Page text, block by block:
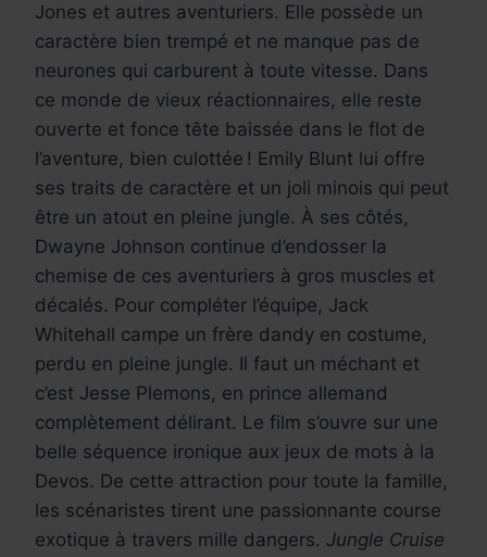
Jones et autres aventuriers. Elle possède un
caractère bien trempé et ne manque pas de
neurones qui carburent à toute vitesse. Dans
ce monde de vieux réactionnaires, elle reste
ouverte et fonce tête baissée dans le flot de
l’aventure, bien culottée ! Emily Blunt lui offre
ses traits de caractère et un joli minois qui peut
être un atout en pleine jungle. À ses côtés,
Dwayne Johnson continue d’endosser la
chemise de ces aventuriers à gros muscles et
décalés. Pour compléter l’équipe, Jack
Whitehall campe un frère dandy en costume,
perdu en pleine jungle. Il faut un méchant et
c’est Jesse Plemons, en prince allemand
complètement délirant. Le film s’ouvre sur une
belle séquence ironique aux jeux de mots à la
Devos. De cette attraction pour toute la famille,
les scénaristes tirent une passionnante course
exotique à travers mille dangers. Jungle Cruise